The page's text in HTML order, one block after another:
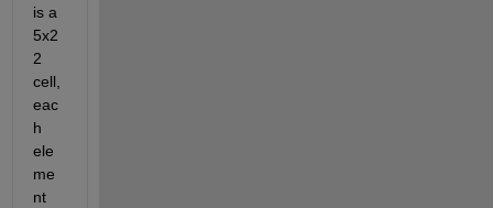
is a
5x2
2
cell,
eac
h
ele
me
nt